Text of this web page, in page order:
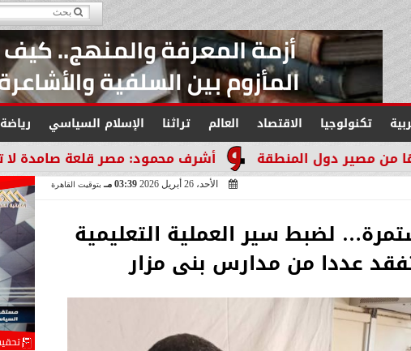
تكنولوجيا الاقتصاد العالم تراثنا الإسلام السياسي رياضة
أشرف محمود: مصر قلعة صامدة لا تنكسر والتاريخ
الأحد، 26 أبريل 2026 03:39 مـ بتوقيت القاهرة
لضبط سير العملية التعليمية
عددا من مدارس بنى مزار